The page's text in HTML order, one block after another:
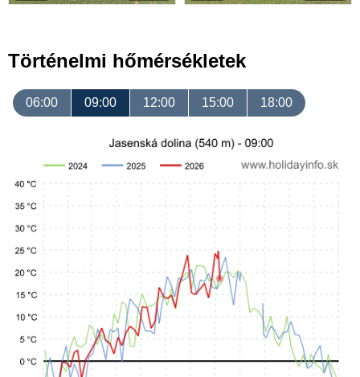
Történelmi hőmérsékletek
06:00 09:00 12:00 15:00 18:00